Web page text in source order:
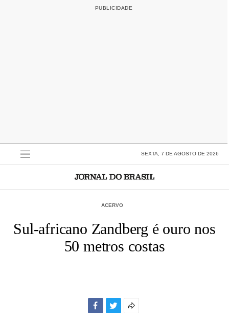
SEXTA, 7 DE AGOSTO DE 2026
ACERVO
Sul-africano Zandberg é ouro nos
50 metros costas